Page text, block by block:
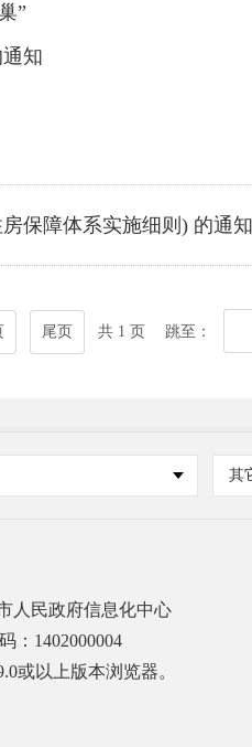
”
知
保障体系实施细则) 的通知
尾页 共 1 页 跳至：
其
人民政府信息化中心
：1402000004
或以上版本浏览器。